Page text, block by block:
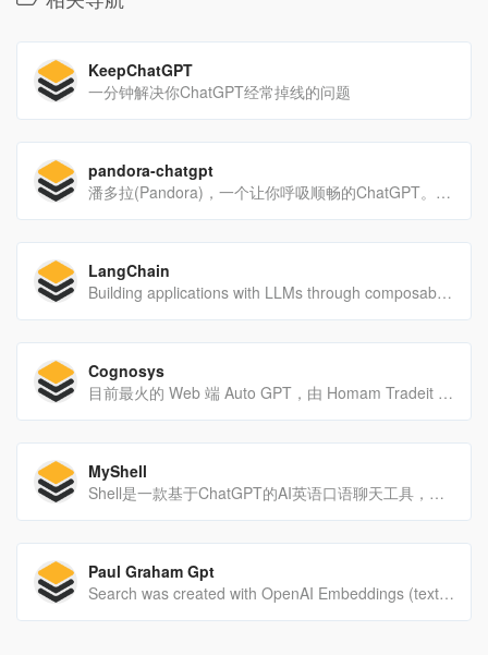
KeepChatGPT
一分钟解决你ChatGPT经常掉线的问题
pandora-chatgpt
潘多拉(Pandora)，一个让你呼吸顺畅的ChatGPT。潘多拉实现了网页版ChatGPT的主要操作。后端优化，绕过Cloudflare，速度喜人。
LangChain
Building applications with LLMs through composability
Cognosys
目前最火的 Web 端 Auto GPT，由 Homam Tradeit 与 Sully Omarr 共同开发。输入项目名称，设定目标，输入或自动生成三项任务，即可让代理自动完成目标
MyShell
Shell是一款基于ChatGPT的AI英语口语聊天工具，有4款机器人可以选择，语音非常接近真人，理解能力超强。
Paul Graham Gpt
Search was created with OpenAI Embeddings (text-embedding-ada-002).